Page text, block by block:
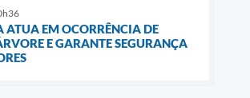
ATUA EM OCORRÊNCIA DE
E GARANTE SEGURANÇA